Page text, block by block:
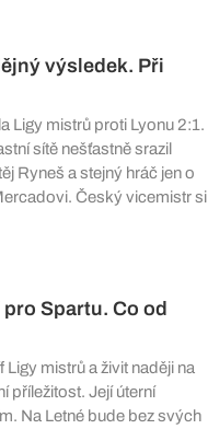
výsledek. Při
Ligy mistrů proti Lyonu 2:1.
sítě nešťastně srazil
Ryneš a stejný hráč jen o
Český vicemistr si
Spartu. Co od
mistrů a živit naději na
příležitost. Její úterní
Na Letné bude bez svých